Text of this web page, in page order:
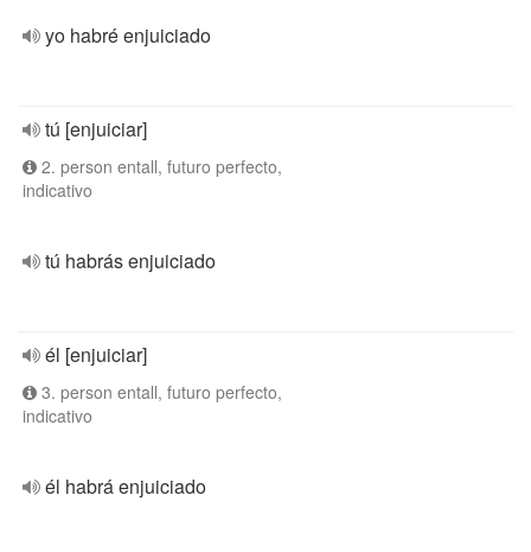
yo habré enjuiciado
tú [enjuiciar]
2. person entall, futuro perfecto,
indicativo
tú habrás enjuiciado
él [enjuiciar]
3. person entall, futuro perfecto,
indicativo
él habrá enjuiciado